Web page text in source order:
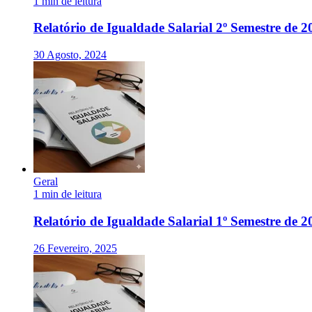
Relatório de Igualdade Salarial 2º Semestre de
30 Agosto, 2024
Geral
1 min de leitura
Relatório de Igualdade Salarial 1º Semestre de
26 Fevereiro, 2025